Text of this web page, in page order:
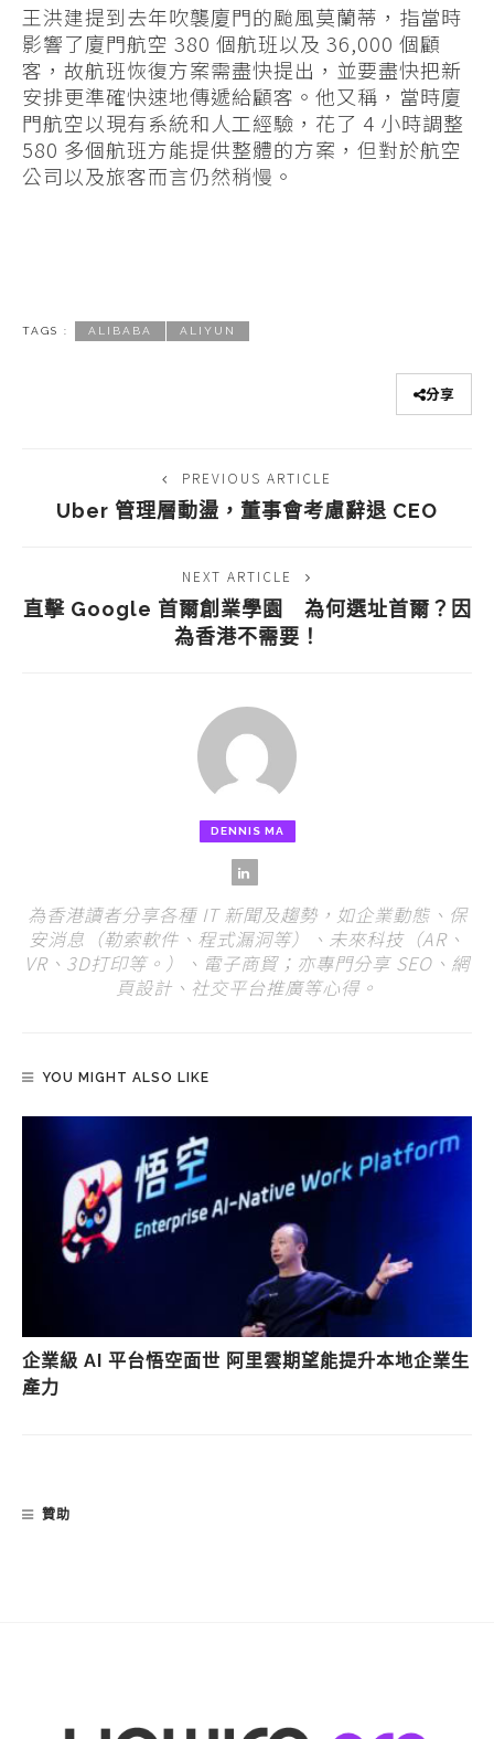
王洪建提到去年吹襲廈門的颱風莫蘭蒂，指當時
影響了廈門航空 380 個航班以及 36,000 個顧
客，故航班恢復方案需盡快提出，並要盡快把新
安排更準確快速地傳遞給顧客。他又稱，當時廈
門航空以現有系統和人工經驗，花了 4 小時調整
580 多個航班方能提供整體的方案，但對於航空
公司以及旅客而言仍然稍慢。
TAGS : ALIBABA ALIYUN
分享
PREVIOUS ARTICLE
Uber 管理層動盪，董事會考慮辭退 CEO
NEXT ARTICLE
直擊 Google 首爾創業學園 為何選址首爾？因
為香港不需要！
DENNIS MA
為香港讀者分享各種 IT 新聞及趨勢，如企業動態、保
安消息（勒索軟件、程式漏洞等）、未來科技（AR、
VR、3D打印等。）、電子商貿；亦專門分享 SEO、網
頁設計、社交平台推廣等心得。
YOU MIGHT ALSO LIKE
企業級 AI 平台悟空面世 阿里雲期望能提升本地企業生
產力
贊助